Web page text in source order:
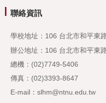
聯絡資訊
學校地址：106 台北市和平東
辦公地址：106 台北市和平東
總機：(02)7749-5406
傳真：(02)3393-8647
E-mail：slhm@ntnu.edu.tw